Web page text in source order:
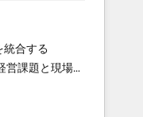
full
Configure
Sales,
➤ AI
custom
合する
ェンシーとし
フロント業務